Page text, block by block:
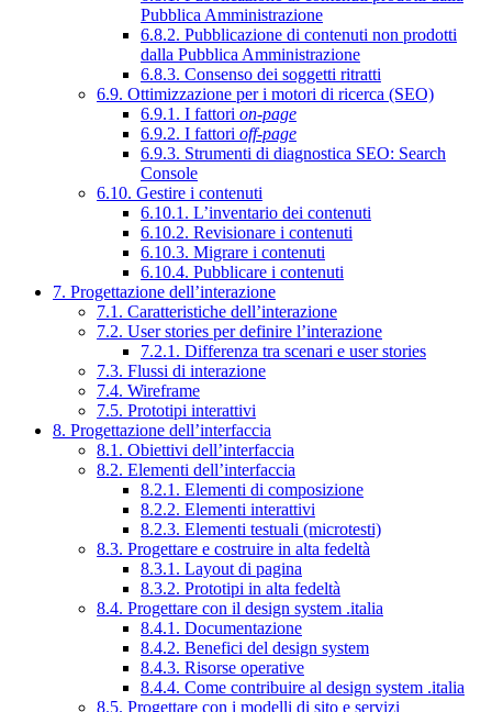
Pubblica Amministrazione
6.8.2. Pubblicazione di contenuti non prodotti
dalla Pubblica Amministrazione
6.8.3. Consenso dei soggetti ritratti
6.9. Ottimizzazione per i motori di ricerca (SEO)
6.9.1. I fattori on-page
6.9.2. I fattori off-page
6.9.3. Strumenti di diagnostica SEO: Search
Console
6.10. Gestire i contenuti
6.10.1. L’inventario dei contenuti
6.10.2. Revisionare i contenuti
6.10.3. Migrare i contenuti
6.10.4. Pubblicare i contenuti
7. Progettazione dell’interazione
7.1. Caratteristiche dell’interazione
7.2. User stories per definire l’interazione
7.2.1. Differenza tra scenari e user stories
7.3. Flussi di interazione
7.4. Wireframe
7.5. Prototipi interattivi
8. Progettazione dell’interfaccia
8.1. Obiettivi dell’interfaccia
8.2. Elementi dell’interfaccia
8.2.1. Elementi di composizione
8.2.2. Elementi interattivi
8.2.3. Elementi testuali (microtesti)
8.3. Progettare e costruire in alta fedeltà
8.3.1. Layout di pagina
8.3.2. Prototipi in alta fedeltà
8.4. Progettare con il design system .italia
8.4.1. Documentazione
8.4.2. Benefici del design system
8.4.3. Risorse operative
8.4.4. Come contribuire al design system .italia
8.5. Progettare con i modelli di sito e servizi